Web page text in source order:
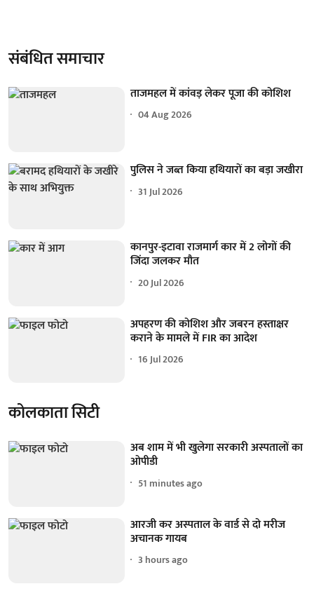
संबंधित समाचार
ताजमहल में कांवड़ लेकर पूजा की कोशिश
04 Aug 2026
पुलिस ने जब्त किया हथियारों का बड़ा जखीरा
31 Jul 2026
कानपुर-इटावा राजमार्ग कार में 2 लोगों की
जिंदा जलकर मौत
20 Jul 2026
अपहरण की कोशिश और जबरन हस्ताक्षर
कराने के मामले में FIR का आदेश
16 Jul 2026
कोलकाता सिटी
अब शाम में भी खुलेगा सरकारी अस्पतालों का
ओपीडी
51 minutes ago
आरजी कर अस्पताल के वार्ड से दो मरीज
अचानक गायब
3 hours ago